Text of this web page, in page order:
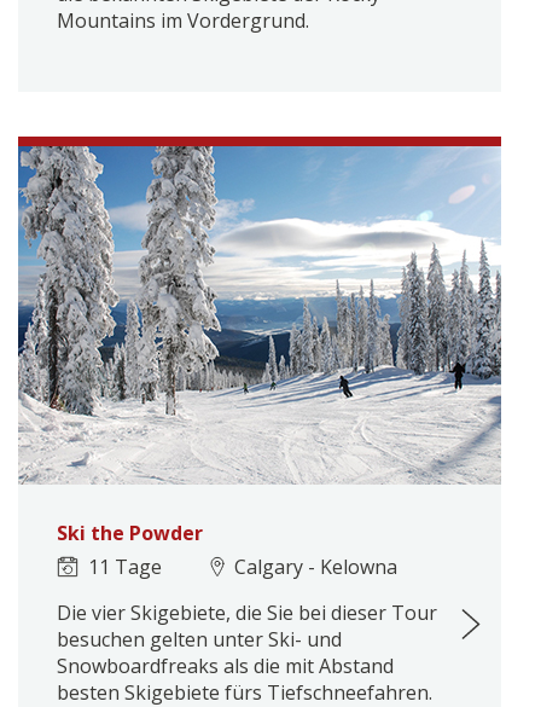
Mountains im Vordergrund.
Ski the Powder
11 Tage
Calgary - Kelowna
Die vier Skigebiete, die Sie bei dieser Tour
besuchen gelten unter Ski- und
Snowboardfreaks als die mit Abstand
besten Skigebiete fürs Tiefschneefahren.